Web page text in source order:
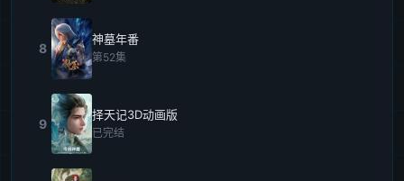
8
神墓年番
第52集
9
择天记3D动画版
已完结